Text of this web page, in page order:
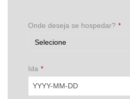
Onde deseja se hospedar? *
Ida *